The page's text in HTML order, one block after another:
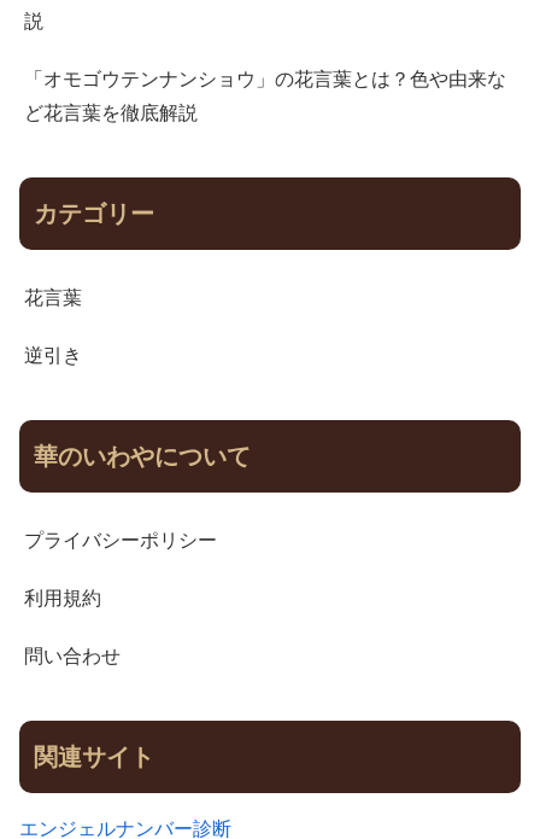
説
「オモゴウテンナンショウ」の花言葉とは？色や由来な
ど花言葉を徹底解説
カテゴリー
花言葉
逆引き
華のいわやについて
プライバシーポリシー
利用規約
問い合わせ
関連サイト
エンジェルナンバー診断